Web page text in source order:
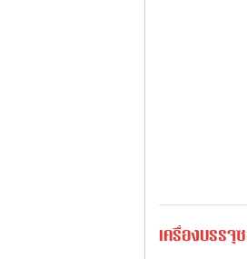
เครื่องบรรจุ